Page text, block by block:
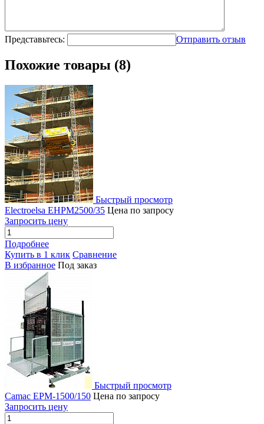
Представьтесь: Отправить отзыв
Похожие товары (8)
Быстрый просмотр
Electroelsa EHPM2500/35 Цена по запросу
Запросить цену
Подробнее
Купить в 1 клик Сравнение
В избранное Под заказ
Быстрый просмотр
Camac EPМ-1500/150 Цена по запросу
Запросить цену